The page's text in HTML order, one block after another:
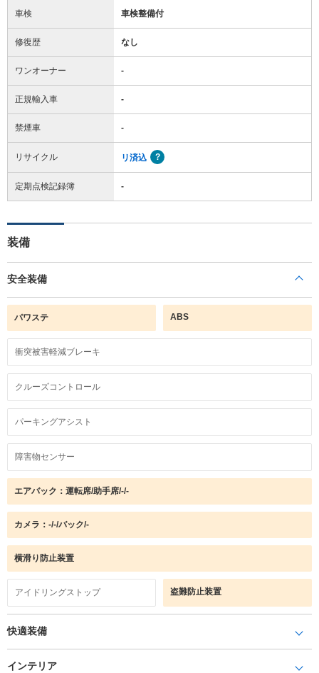
車検 車検整備付
修復歴 なし
ワンオーナー -
正規輸入車 -
禁煙車 -
リサイクル リ済込
定期点検記録簿 -
装備
安全装備
パワステ ABS
衝突被害軽減ブレーキ
クルーズコントロール
パーキングアシスト
障害物センサー
エアバック：運転席/助手席/-/-
カメラ：-/-/バック/-
横滑り防止装置
アイドリングストップ 盗難防止装置
快適装備
インテリア